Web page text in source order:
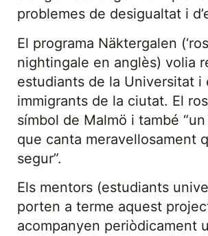
problemes de desigualtat i
El programa Näktergalen
nightingale en anglès) volia
estudiants de la Universitat i
immigrants de la ciutat. El
símbol de Malmö i també
que canta meravellosament
segur”.
Els mentors (estudiants
porten a terme aquest
acompanyen periòdicament